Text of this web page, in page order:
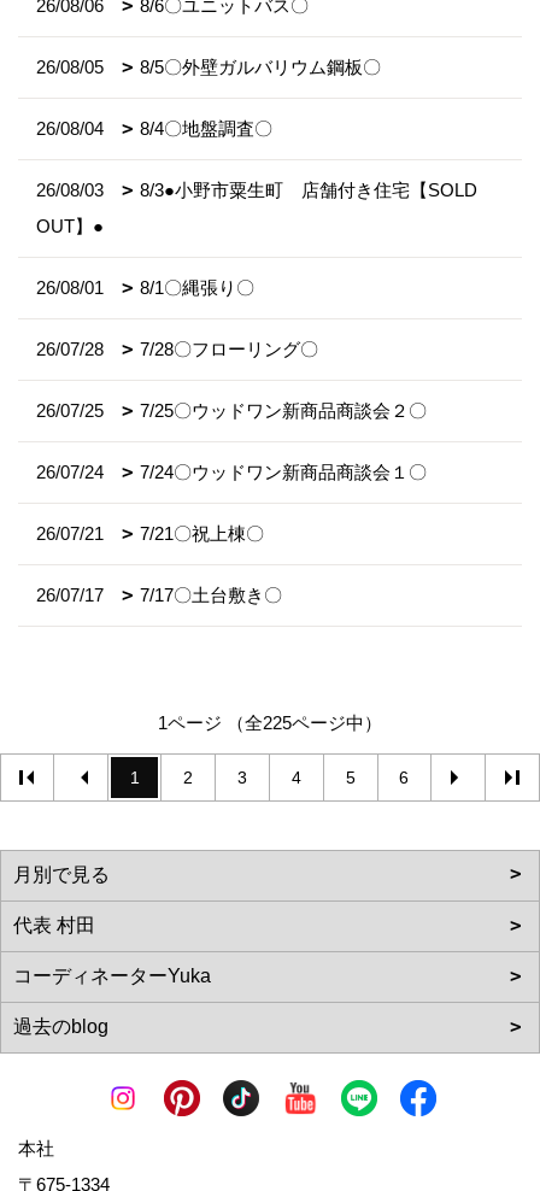
26/08/06 8/6〇ユニットバス〇
26/08/05 8/5〇外壁ガルバリウム鋼板〇
26/08/04 8/4〇地盤調査〇
26/08/03
8/3●小野市粟生町 店舗付き住宅【SOLD
OUT】●
26/08/01 8/1〇縄張り〇
26/07/28 7/28〇フローリング〇
26/07/25 7/25〇ウッドワン新商品商談会２〇
26/07/24 7/24〇ウッドワン新商品商談会１〇
26/07/21 7/21〇祝上棟〇
26/07/17 7/17〇土台敷き〇
1ページ （全225ページ中）
1 2 3 4 5 6
本社
〒675-1334